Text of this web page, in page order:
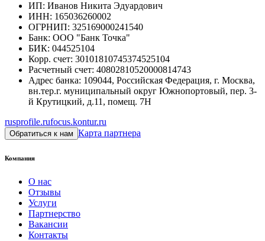
ИП: Иванов Никита Эдуардович
ИНН: 165036260002
ОГРНИП: 325169000241540
Банк: ООО "Банк Точка"
БИК: 044525104
Корр. счет: 30101810745374525104
Расчетный счет: 40802810520000814743
Адрес банка: 109044, Российская Федерация, г. Москва,
вн.тер.г. муниципальный округ Южнопортовый, пер. 3-
й Крутицкий, д.11, помещ. 7Н
rusprofile.rufocus.kontur.ru
Обратиться к нам Карта партнера
Компания
О нас
Отзывы
Услуги
Партнерство
Вакансии
Контакты